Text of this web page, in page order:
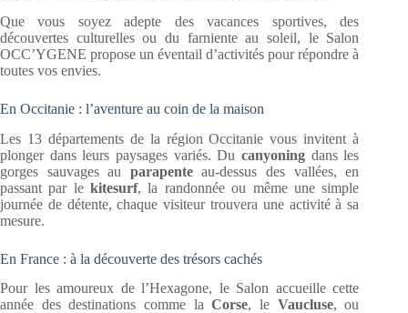
Que vous soyez adepte des vacances sportives, des
découvertes culturelles ou du farniente au soleil, le Salon
OCC’YGENE propose un éventail d’activités pour répondre à
toutes vos envies.
En Occitanie : l’aventure au coin de la maison
Les 13 départements de la région Occitanie vous invitent à
plonger dans leurs paysages variés. Du canyoningdans les
gorges sauvages au parapenteau-dessus des vallées, en
passant par lekitesurf, la randonnée ou même une simple
journée de détente, chaque visiteur trouvera une activité à sa
mesure.
En France : à la découverte des trésors cachés
Pour les amoureux de l’Hexagone, le Salon accueille cette
année des destinations comme laCorse, le Vaucluse, ou